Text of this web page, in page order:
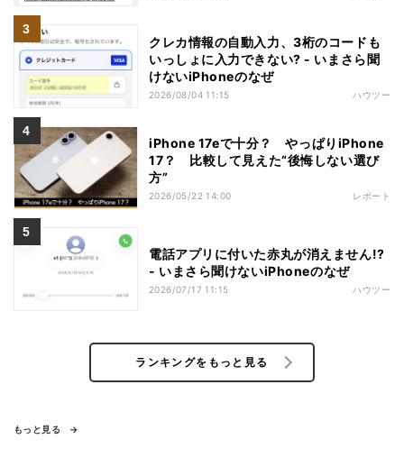
クレカ情報の自動入力、3桁のコードも
いっしょに入力できない? - いまさら聞
けないiPhoneのなぜ
2026/08/04 11:15 ハウツー
iPhone 17eで十分？ やっぱりiPhone
17？ 比較して見えた“後悔しない選び
方”
2026/05/22 14:00 レポート
電話アプリに付いた赤丸が消えません!?
- いまさら聞けないiPhoneのなぜ
2026/07/17 11:15 ハウツー
ランキングをもっと見る
もっと見る